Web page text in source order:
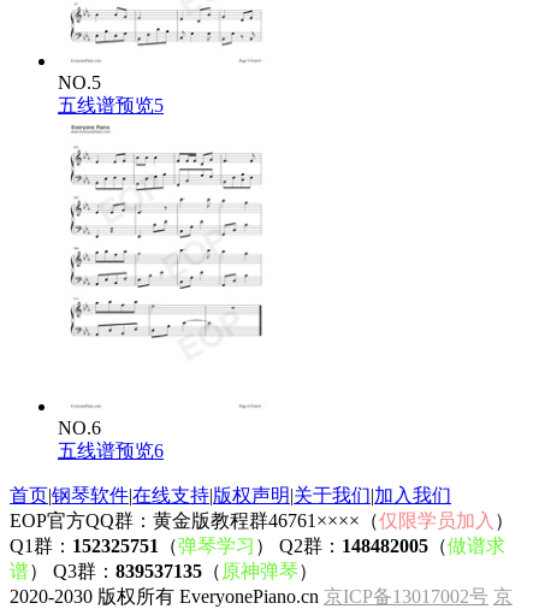
NO.5
五线谱预览5
NO.6
五线谱预览6
首页|钢琴软件|在线支持|版权声明|关于我们|加入我们
EOP官方QQ群：黄金版教程群46761××××（仅限学员加入 ）
Q1群： 152325751 （弹琴学习 ） Q2群： 148482005 （做谱求
谱） Q3群： 839537135 （ 原神弹琴）
2020-2030 版权所有 EveryonePiano.cn 京ICP备13017002号 京